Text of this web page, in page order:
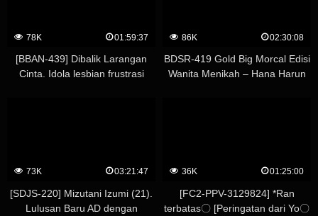
78K 01:59:37
[BBAN-439] Dibalik Larangan
Cinta. Idola lesbian frustrasi
86K 02:30:08
BDSR-419 Gold Big Morcal Edisi
Wanita Menikah – Hana Harun
73K 03:21:47
[SDJS-220] Mizutani Izumi (21).
Lulusan Baru AD dengan
36K 01:25:00
[FC2-PPV-3129824] *Ran
terbatas〇 [Peringatan dari Yo〇